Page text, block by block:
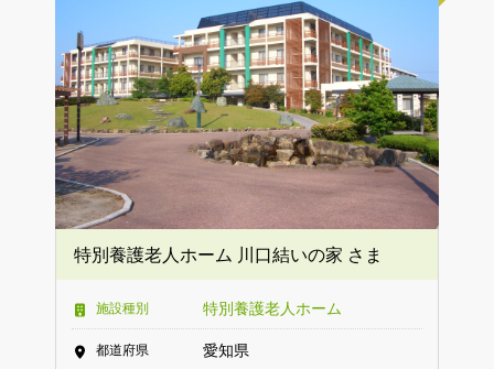
特別養護老人ホーム 川口結いの家 さま
施設種別 特別養護老人ホーム
都道府県 愛知県